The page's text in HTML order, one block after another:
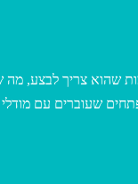
שהוא צריך לבצע, מה
שעוברים עם